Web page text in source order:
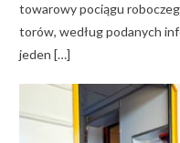
towarowy pociągu
torów, według podanych
jeden […]